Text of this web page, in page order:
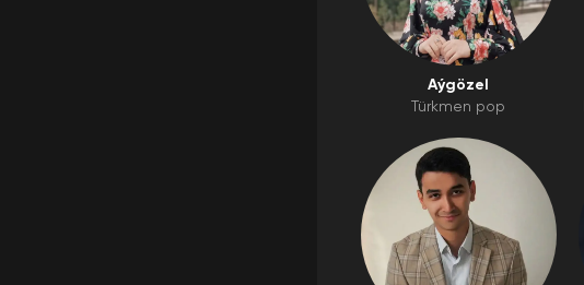
Aýgözel
Türkmen pop